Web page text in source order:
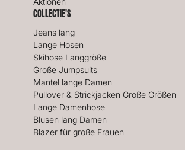
COLLECTIE'S
Jeans lang
Lange Hosen
Skihose Langgröße
Große Jumpsuits
Mantel lange Damen
Pullover & Strickjacken Große Größen
Lange Damenhose
Blusen lang Damen
Blazer für große Frauen